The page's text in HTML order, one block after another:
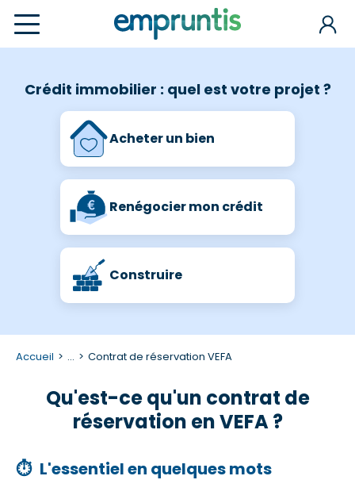
Crédit immobilier : quel est votre projet ?
Acheter un bien
Renégocier mon crédit
Construire
Accueil ... Contrat de réservation VEFA
Qu'est-ce qu'un contrat de
réservation en VEFA ?
⏱ L'essentiel en quelques mots